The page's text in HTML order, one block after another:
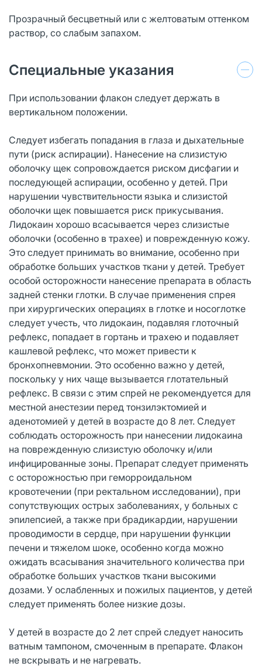
Прозрачный бесцветный или с желтоватым оттенком
раствор, со слабым запахом.
Специальные указания
При использовании флакон следует держать в
вертикальном положении.
Следует избегать попадания в глаза и дыхательные
пути (риск аспирации). Нанесение на слизистую
оболочку щек сопровождается риском дисфагии и
последующей аспирации, особенно у детей. При
нарушении чувствительности языка и слизистой
оболочки щек повышается риск прикусывания.
Лидокаин хорошо всасывается через слизистые
оболочки (особенно в трахее) и поврежденную кожу.
Это следует принимать во внимание, особенно при
обработке больших участков ткани у детей. Требует
особой осторожности нанесение препарата в область
задней стенки глотки. В случае применения спрея
при хирургических операциях в глотке и носоглотке
следует учесть, что лидокаин, подавляя глоточный
рефлекс, попадает в гортань и трахею и подавляет
кашлевой рефлекс, что может привести к
бронхопневмонии. Это особенно важно у детей,
поскольку у них чаще вызывается глотательный
рефлекс. В связи с этим спрей не рекомендуется для
местной анестезии перед тонзилэктомией и
аденотомией у детей в возрасте до 8 лет. Следует
соблюдать осторожность при нанесении лидокаина
на поврежденную слизистую оболочку и/или
инфицированные зоны. Препарат следует применять
с осторожностью при геморроидальном
кровотечении (при ректальном исследовании), при
сопутствующих острых заболеваниях, у больных с
эпилепсией, а также при брадикардии, нарушении
проводимости в сердце, при нарушении функции
печени и тяжелом шоке, особенно когда можно
ожидать всасывания значительного количества при
обработке больших участков ткани высокими
дозами. У ослабленных и пожилых пациентов, у детей
следует применять более низкие дозы.
У детей в возрасте до 2 лет спрей следует наносить
ватным тампоном, смоченным в препарате. Флакон
не вскрывать и не нагревать.